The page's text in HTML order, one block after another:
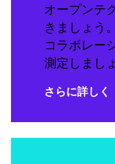
オープンテ
きましょう
コラボレー
測定しまし
さらに詳しく